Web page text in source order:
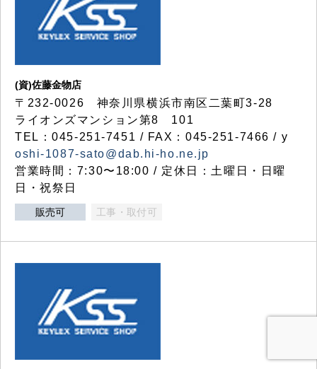
(資)佐藤金物店
〒232-0026 神奈川県横浜市南区二葉町3-28
ライオンズマンション第8 101
TEL：045-251-7451 / FAX：045-251-7466 / y
oshi-1087-sato@dab.hi-ho.ne.jp
営業時間：7:30〜18:00 / 定休日：土曜日・日曜
日・祝祭日
販売可 工事・取付可